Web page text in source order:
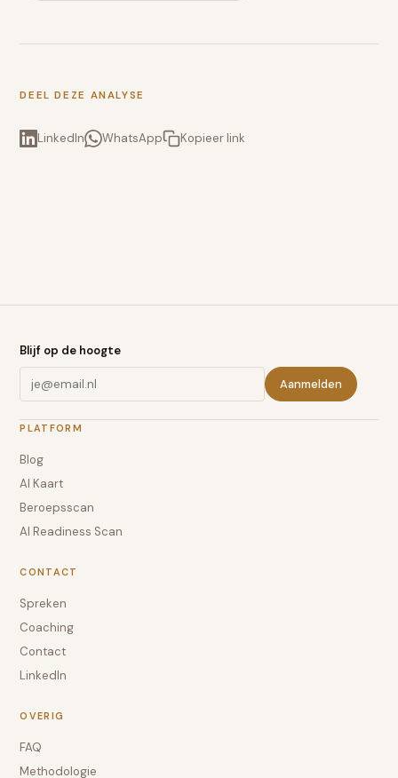
DEEL DEZE ANALYSE
LinkedIn WhatsApp Kopieer link
Blijf op de hoogte
Aanmelden
PLATFORM
Blog
AI Kaart
Beroepsscan
AI Readiness Scan
CONTACT
Spreken
Coaching
Contact
LinkedIn
OVERIG
FAQ
Methodologie